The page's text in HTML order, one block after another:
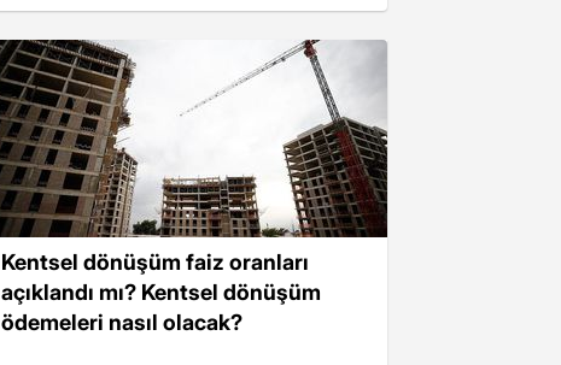
Kentsel dönüşüm faiz oranları
açıklandı mı? Kentsel dönüşüm
ödemeleri nasıl olacak?